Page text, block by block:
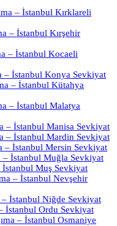
– İstanbul Kırklareli
– İstanbul Kırşehir
– İstanbul Kocaeli
– İstanbul Konya Sevkiyat
– İstanbul Kütahya
– İstanbul Malatya
– İstanbul Manisa Sevkiyat
– İstanbul Mardin Sevkiyat
– İstanbul Mersin Sevkiyat
– İstanbul Muğla Sevkiyat
İstanbul Muş Sevkiyat
– İstanbul Nevşehir
– İstanbul Niğde Sevkiyat
İstanbul Ordu Sevkiyat
– İstanbul Osmaniye